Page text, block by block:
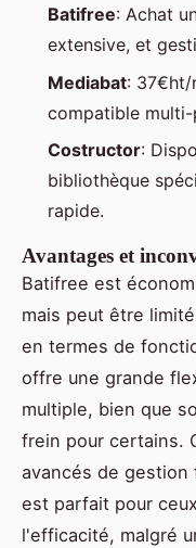
Batifree: Achat
extensive, et
Mediabat: 37€ht/
compatible
Costructor:
bibliothèque
rapide.
Avantages et
Batifree est
mais peut être
en termes de
offre une grande
multiple, bien que
frein pour certains.
avancés de
est parfait pour
l'efficacité, malgré